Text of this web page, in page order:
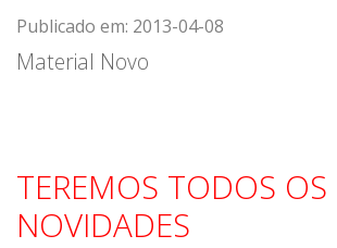
Publicado em: 2013-04-08
Material Novo
TEREMOS TODOS OS
NOVIDADES